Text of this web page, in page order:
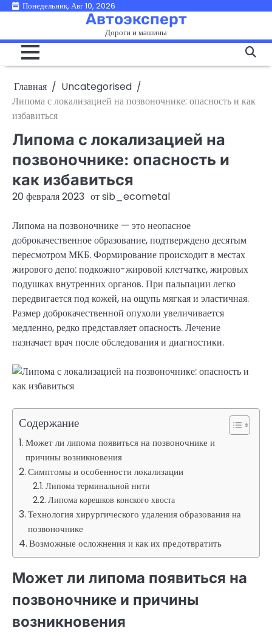
ПерейтиПонедельник, Авг 10, 2026
Автоэксперт
Дороги и машины
Главная
Uncategorised
Липома с локализацией на позвоночнике: опасность и как
избавиться
Липома с локализацией на
позвоночнике: опасность и
как избавиться
20 февраля 2023 отsib_ecometal
Липома на позвоночнике — это неопасное
доброкачественное образование, подтверждено десятым
пересмотром МКБ. Формирование происходит в местах
жирового депо: подкожно-жировой клетчатке, жировых
подушках внутренних органов. При пальпации легко
передвигается под кожей, на ощупь мягкая и эластичная.
Размер доброкачественной опухоли увеличивается
медленно, редко представляет опасность. Лечение
назначает врач после обследования и диагностики.
Содержание
Может ли липома появиться на позвоночнике и
причины возникновения
Симптомы и особенности локализации
Липома терминальной нити
Липома корешков конского хвоста
Технология хирургического удаления образования на
позвоночнике
Возможные осложнения и как их предотвратить
Может ли липома появиться на
позвоночнике и причины
возникновения